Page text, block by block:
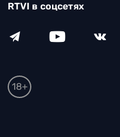
RTVI в соцсетях
18+